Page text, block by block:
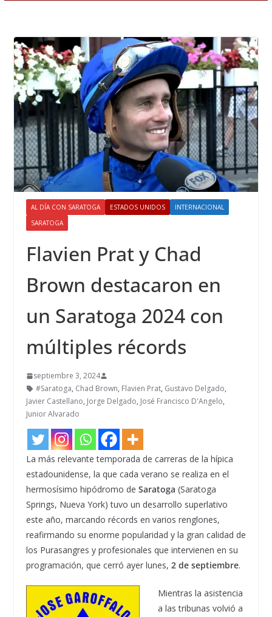
AL DÍA CON SARATOGA ESTADOS UNIDOS
INTERNACIONAL
SARATOGA
Flavien Prat y Chad
Brown destacaron en
un Saratoga 2024 con
múltiples récords
septiembre 3, 2024
#Saratoga, Chad Brown, Flavien Prat, Gustavo Delgado,
Javier Castellano, Jorge Delgado, José Francisco D'Angelo,
Junior Alvarado
La más relevante temporada de carreras de la hípica
estadounidense, la que cada verano se realiza en el
hermosísimo hipódromo de Saratoga (Saratoga
Springs, Nueva York) tuvo un desarrollo superlativo
este año, marcando récords en varios renglones,
reafirmando su enorme popularidad y la gran calidad de
los Purasangres y profesionales que intervienen en su
programación, que cerró ayer lunes, 2 de septiembre.
Mientras la asistencia
a las tribunas volvió a